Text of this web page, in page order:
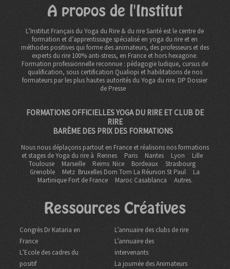
A propos de l'Institut
L’Institut Français du Yoga du Rire & du rire Santé est le centre de
formation et d’apprentissage spécialisé en yoga du rire et en
méthodes positives qui forme des animateurs, des professeurs et des
experts du rire 100% anti-stress, en France et hors hexagone.
Formation professionnelle reconnue : pédagogie ludique, cursus de
qualification, sous certification Qualiopi et habilitations de nos
formateurs par les plus hautes autorités du Yoga du rire. DPDossier
de Presse
FORMATIONS OFFICIELLES YOGA DU RIRE ET CLUB DE
RIRE
BARÈME DES PRIX DES FORMATIONS
Nous nous déplaçons partout en France et réalisons nos formations
et stages de Yoga du rire à Rennes Paris Nantes Lyon
Lille
Toulouse
Marseille Reims Nice Bordeaux
Strasbourg
Grenoble
Metz Bruxelles Dom TomLa Réunion St Paul
La
Martinique Fort de France
Maroc Casablanca Autres.
Ressources Créatives
Congrès Dr Kataria en
France
L’Ecole des cadres du
positif
L’annuaire des clubs de rire
L’annuaire des
intervenants
La journée des Animateurs